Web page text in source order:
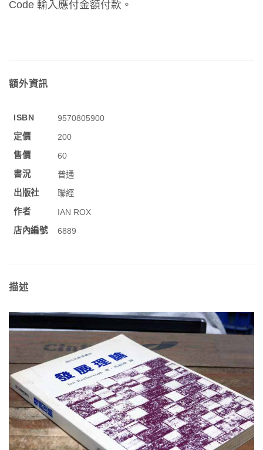
Code 輸入應付金額付款。
額外資訊
ISBN
9570805900
定價
200
售價
60
書況
普通
出版社
聯經
作者
IAN ROX
店內編號
6889
描述